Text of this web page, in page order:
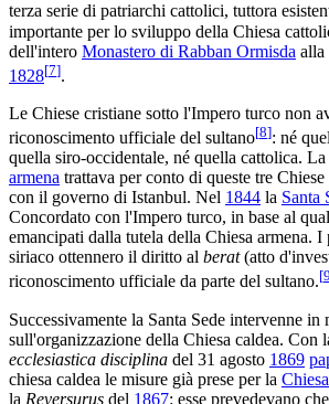
terza serie di patriarchi cattolici, tuttora
importante per lo sviluppo della Chiesa
dell'intero Monastero di Rabban Ormisda alla
1828[7].
Le Chiese cristiane sotto l'Impero turco non
riconoscimento ufficiale del sultano[8]: né
quella siro-occidentale, né quella cattolica. La
armena trattava per conto di queste tre
con il governo di Istanbul. Nel 1844 la Santa
Concordato con l'Impero turco, in base al
emancipati dalla tutela della Chiesa armena.
siriaco ottennero il diritto al berat(atto
riconoscimento ufficiale da parte del sultano.[9
Successivamente la Santa Sede intervenne in
sull'organizzazione della Chiesa caldea. Con
ecclesiastica disciplina del 31 agosto 1869
chiesa caldea le misure già prese per la
la Reversurus del 1867: esse prevedevano